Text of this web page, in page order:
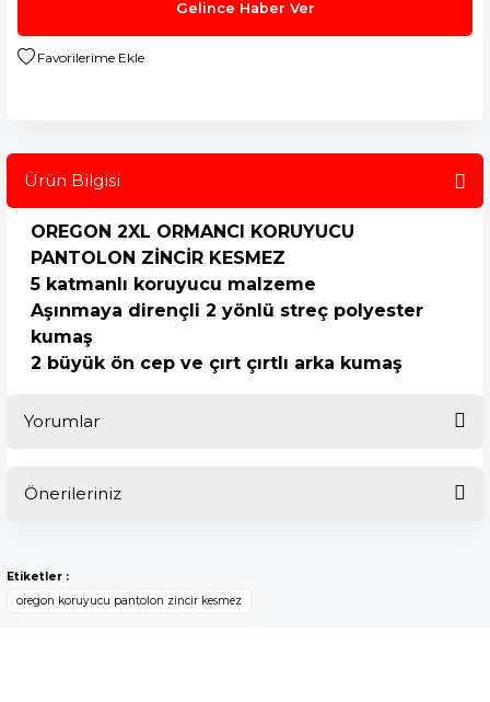
Gelince Haber Ver
Ürün Bilgisi
OREGON 2XL ORMANCI KORUYUCU
PANTOLON ZİNCİR KESMEZ
5 katmanlı koruyucu malzeme
Aşınmaya dirençli 2 yönlü streç polyester
kumaş
2 büyük ön cep ve çırt çırtlı arka kumaş
Yorumlar
Önerileriniz
kullanarak tarafımıza iletebilirsiniz.
Görüş ve önerileriniz için teşekkür ederiz.
Etiketler :
oregon koruyucu pantolon zincir kesmez